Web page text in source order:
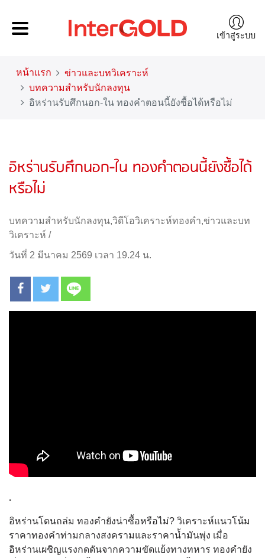
เข้าสู่ระบบ
หน้าแรก
ข่าวและบทวิเคราะห์
บทความสำหรับนักลงทุน
อิหร่านรับศึกนอก-ใน ทองคำตอนนี้ยังซื้อได้หรือไม่
อิหร่านรับศึกนอก-ใน ทองคำตอนนี้ยังซื้อได้
หรือไม่
บทความสำหรับนักลงทุน,วิดีโอวิเคราะห์ทองคำ,ข่าวและบท
วิเคราะห์ /
วันที่ 2 มีนาคม 2569 เวลา 19.24 น.
.
อิหร่านโดนถล่ม ทองคำยังน่าซื้อหรือไม่? วิเคราะห์แนวโน้ม
ราคาทองคำท่ามกลางสงครามและราคาน้ำมันพุ่ง เมื่อ
อิหร่านเผชิญแรงกดดันจากความขัดแย้งทางทหาร ทองคำยัง